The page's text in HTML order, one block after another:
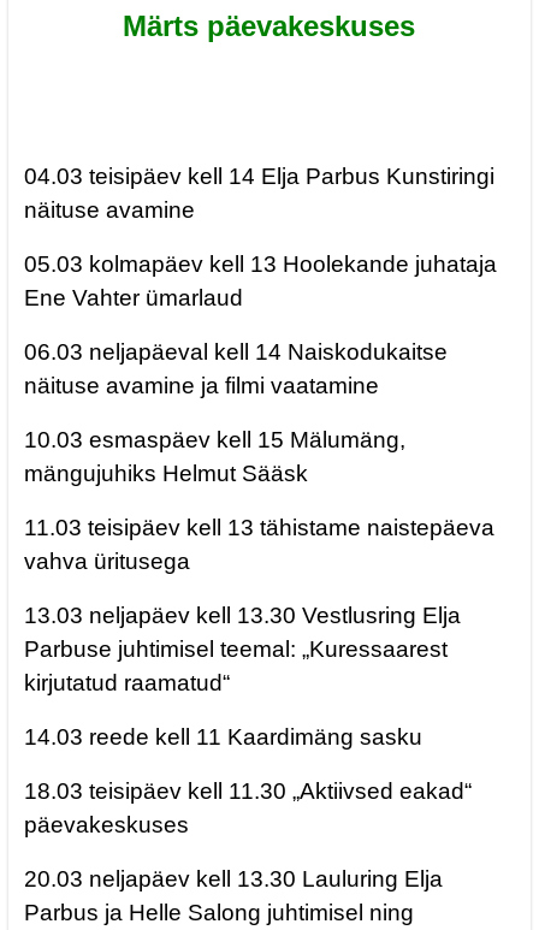
Märts päevakeskuses
04.03 teisipäev kell 14 Elja Parbus Kunstiringi
näituse avamine
05.03 kolmapäev kell 13 Hoolekande juhataja
Ene Vahter ümarlaud
06.03 neljapäeval kell 14 Naiskodukaitse
näituse avamine ja filmi vaatamine
10.03 esmaspäev kell 15 Mälumäng,
mängujuhiks Helmut Sääsk
11.03 teisipäev kell 13 tähistame naistepäeva
vahva üritusega
13.03 neljapäev kell 13.30 Vestlusring Elja
Parbuse juhtimisel teemal: „Kuressaarest
kirjutatud raamatud“
14.03 reede kell 11 Kaardimäng sasku
18.03 teisipäev kell 11.30 „Aktiivsed eakad“
päevakeskuses
20.03 neljapäev kell 13.30 Lauluring Elja
Parbus ja Helle Salong juhtimisel ning